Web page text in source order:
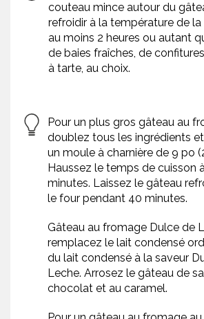
couteau mince autour du
refroidir à la température de la
au moins 2 heures ou autant
de baies fraîches, de
à tarte, au choix.
Pour un plus gros gâteau au
doublez tous les ingrédients
un moule à charnière de 9 po
Haussez le temps de cuisson
minutes. Laissez le gâteau
le four pendant 40 minutes.
Gâteau au fromage Dulce de
remplacez le lait condensé
du lait condensé à la saveur
Leche. Arrosez le gâteau de
chocolat et au caramel.